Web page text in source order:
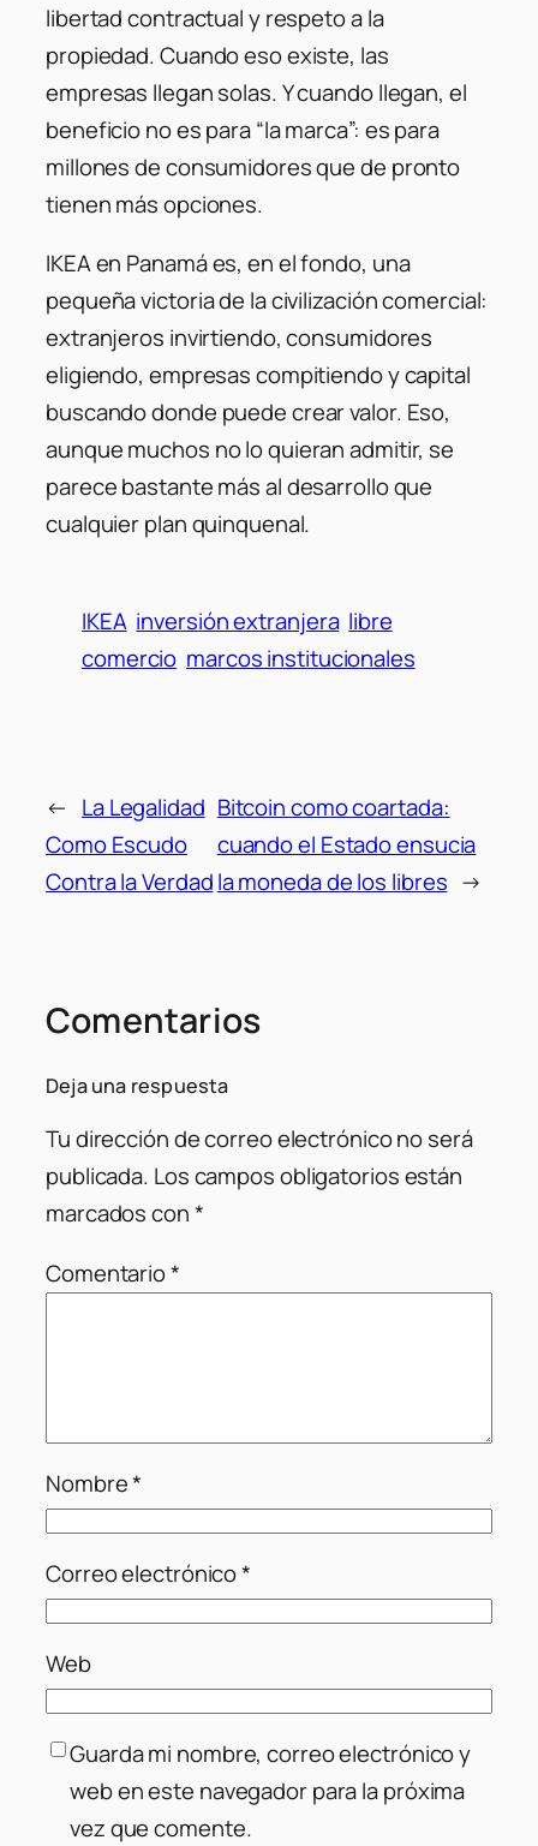
libertad contractual y respeto a la
propiedad. Cuando eso existe, las
empresas llegan solas. Y cuando llegan, el
beneficio no es para “la marca”: es para
millones de consumidores que de pronto
tienen más opciones.
IKEA en Panamá es, en el fondo, una
pequeña victoria de la civilización comercial:
extranjeros invirtiendo, consumidores
eligiendo, empresas compitiendo y capital
buscando donde puede crear valor. Eso,
aunque muchos no lo quieran admitir, se
parece bastante más al desarrollo que
cualquier plan quinquenal.
IKEA inversión extranjera libre
comercio marcos institucionales
← La Legalidad
Como Escudo
Contra la Verdad
Bitcoin como coartada:
cuando el Estado ensucia
la moneda de los libres →
Comentarios
Deja una respuesta
Tu dirección de correo electrónico no será
publicada. Los campos obligatorios están
marcados con*
Comentario*
Nombre*
Correo electrónico*
Web
Guarda mi nombre, correo electrónico y
web en este navegador para la próxima
vez que comente.